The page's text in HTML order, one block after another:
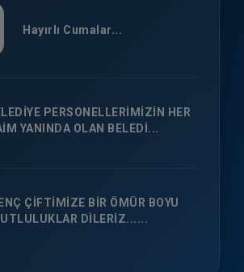
Hayırlı Cumalar...
PERSONELLERİMİZİN HER
YANINDA OLAN BELEDİ...
ÇİFTİMİZE BİR ÖMÜR BOYU
DİLERİZ......